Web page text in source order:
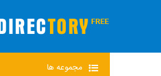
مجموعهها